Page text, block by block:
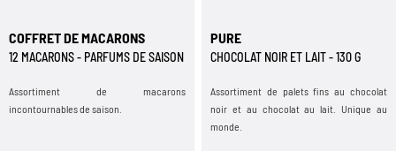
COFFRET DE MACARONS
12 MACARONS - PARFUMS DE SAISON
Assortiment de macarons
incontournables de saison.
PURE
CHOCOLAT NOIR ET LAIT - 130 G
Assortiment de palets fins au chocolat
noir et au chocolat au lait. Unique au
monde.